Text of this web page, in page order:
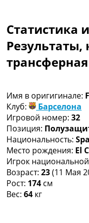
Украина.
Украина.
Лига
Другие
Таблицы
Таблицы
Украина.
Украина.
Лига
Англия.
Испания. Ла
Все таблицы
Рейтинги
Статистика
Результаты,
Имя в оригигинале:
Клуб:
Барселона
Игровой номер: 32
Позиция:
Национальность:
Место рождения: El
Игрок
Возраст: 23(11 Мая
Рост: 174 см
Вес: 64 кг